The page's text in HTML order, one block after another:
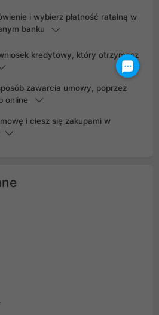
i wybierz płatność ratalną w
banku
kredytowy, który otrzymasz
zawarcia umowy, poprzez
online
i ciesz się zakupami w